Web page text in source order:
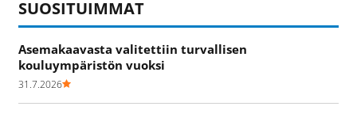
SUOSITUIMMAT
Asemakaavasta valitettiin turvallisen
kouluympäristön vuoksi
31.7.2026